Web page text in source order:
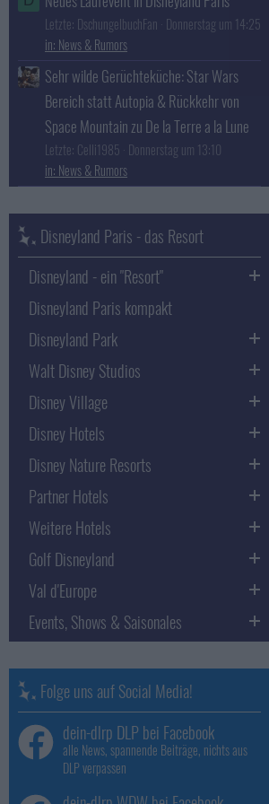
Letzte: DschungelbuchFan Donnerstag um 14:25
News & Rumors
Sehr wilde Gerüchteküche: Star Wars
Bereich statt Autopia & Rückkehr von
Space Mountain zu De la Terre a la Lune
Letzte: Celli1985 Donnerstag um 13:10
News & Rumors
Disneyland Paris - das Resort
Disneyland - ein "Resort"
Disneyland Paris kompakt
Disneyland Park
Walt Disney Studios
Disney Village
Disney Hotels
Disney Nature Resorts
Partner Hotels
Weitere Hotels
Golf Disneyland
Val d'Europe
Events, Shows & Saisonales
Folge uns auf Social Media!
dein-dlrp DLP bei Facebook
alle News, spannende Beiträge, nichts aus
DLP verpassen